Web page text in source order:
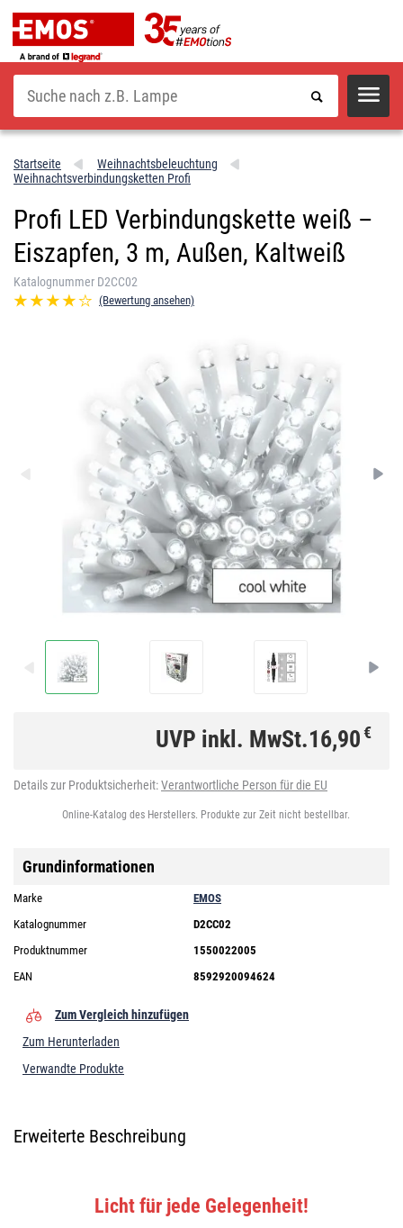
Suche
Startseite
Weihnachtsbeleuchtung
Weihnachtsverbindungsketten Profi
Profi LED Verbindungskette weiß –
Eiszapfen, 3 m, Außen, Kaltweiß
Katalognummer D2CC02
(Bewertung ansehen)
UVP inkl. MwSt.16,90€
Details zur Produktsicherheit:Verantwortliche Person für die EU
Online-Katalog des Herstellers. Produkte zur Zeit nicht bestellbar.
Grundinformationen
Marke
EMOS
Katalognummer
D2CC02
Produktnummer
1550022005
EAN
8592920094624
Zum Vergleich hinzufügen
Zum Herunterladen
Verwandte Produkte
Erweiterte Beschreibung
Licht für jede Gelegenheit!